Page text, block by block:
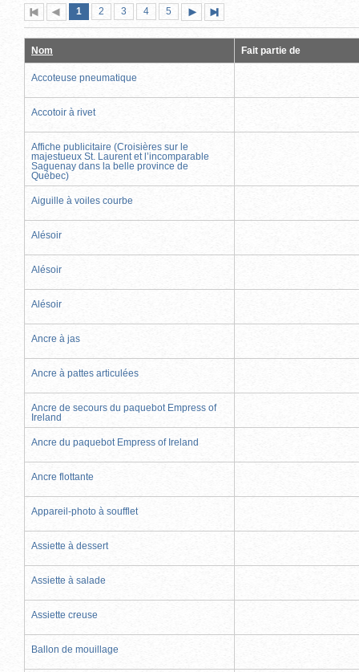
Première
page
Page
précédente
Page
1 (page
actuelle)
Page
2 Page
3 Page
4 Page
5
suivante
page
Nom Fait partie de
Accoteuse pneumatique
Accotoir à rivet
Affiche publicitaire (Croisières sur le
majestueux St. Laurent et l’incomparable
Saguenay dans la belle province de
Québec)
Aiguille à voiles courbe
Alésoir
Alésoir
Alésoir
Ancre à jas
Ancre à pattes articulées
Ancre de secours du paquebot Empress of
Ireland
Ancre du paquebot Empress of Ireland
Ancre flottante
Appareil-photo à soufflet
Assiette à dessert
Assiette à salade
Assiette creuse
Ballon de mouillage